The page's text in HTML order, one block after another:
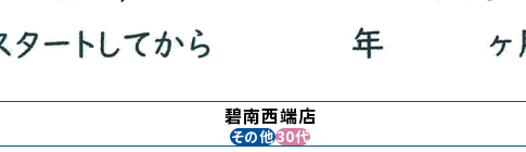
碧南西端店
その他30代